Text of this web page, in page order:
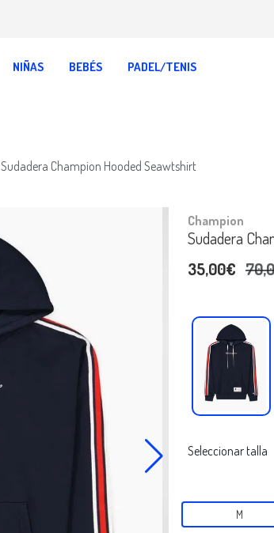
NIÑAS BEBÉS PADEL/TENIS
Sudadera Champion Hooded Seawtshirt
Champion
Sudadera
35,00€
Seleccionar talla
M